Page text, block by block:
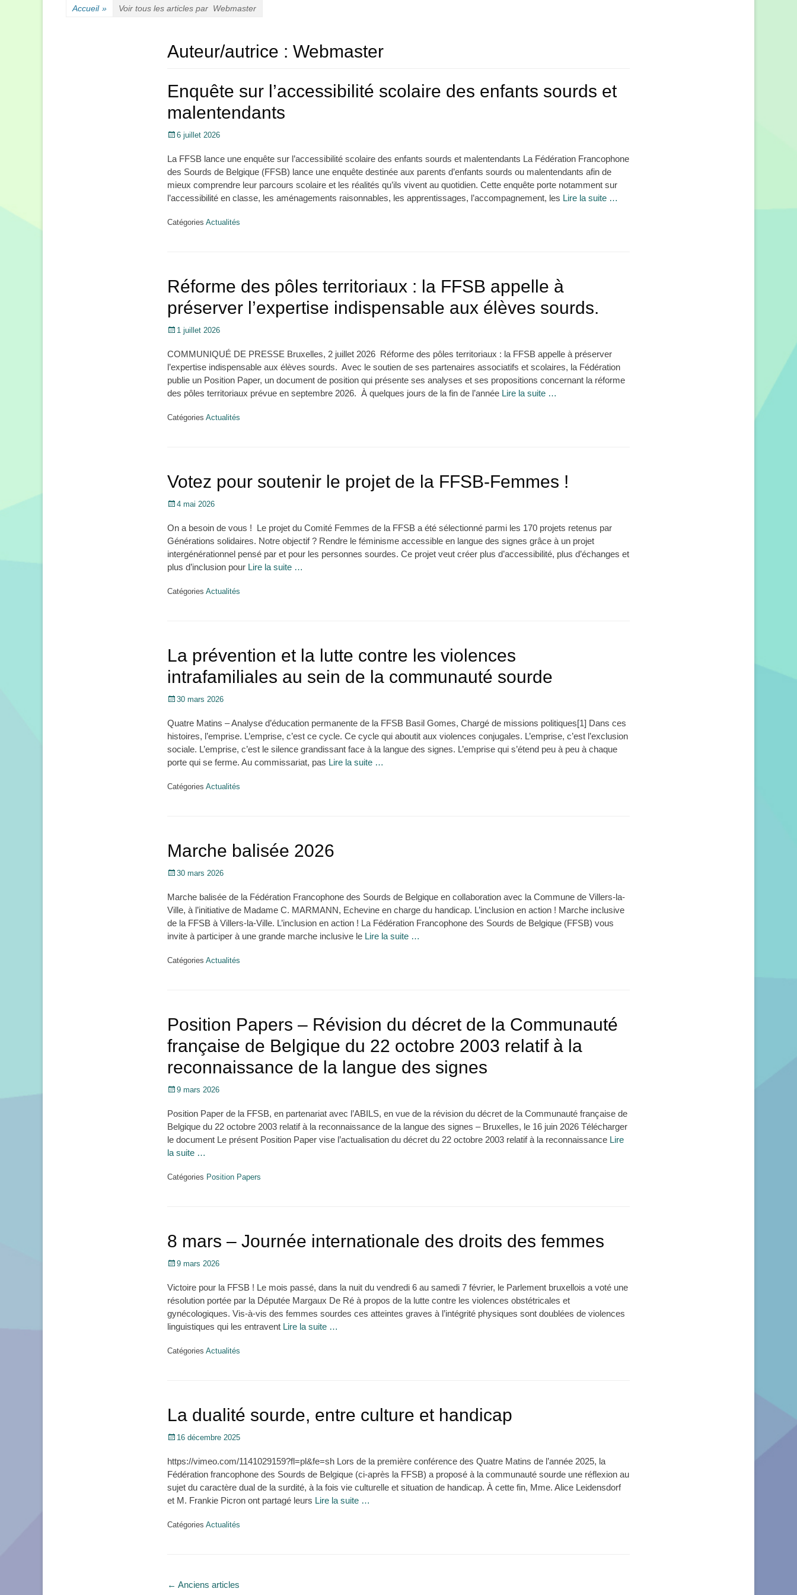
Accueil » Voir tous les articles par Webmaster
Auteur/autrice : Webmaster
Enquête sur l’accessibilité scolaire des enfants sourds et
malentendants
Posté6 juillet 2026
La FFSB lance une enquête sur l’accessibilité scolaire des enfants sourds et malentendants La Fédération Francophone
des Sourds de Belgique (FFSB) lance une enquête destinée aux parents d’enfants sourds ou malentendants afin de
mieux comprendre leur parcours scolaire et les réalités qu’ils vivent au quotidien. Cette enquête porte notamment sur
l’accessibilité en classe, les aménagements raisonnables, les apprentissages, l’accompagnement, les Lire la suite …
Catégories Actualités
Réforme des pôles territoriaux : la FFSB appelle à
préserver l’expertise indispensable aux élèves sourds.
Posté1 juillet 2026
COMMUNIQUÉ DE PRESSE Bruxelles, 2 juillet 2026 Réforme des pôles territoriaux : la FFSB appelle à préserver
l’expertise indispensable aux élèves sourds. Avec le soutien de ses partenaires associatifs et scolaires, la Fédération
publie un Position Paper, un document de position qui présente ses analyses et ses propositions concernant la réforme
des pôles territoriaux prévue en septembre 2026. À quelques jours de la fin de l’année Lire la suite …
Catégories Actualités
Votez pour soutenir le projet de la FFSB-Femmes !
Posté4 mai 2026
On a besoin de vous ! Le projet du Comité Femmes de la FFSB a été sélectionné parmi les 170 projets retenus par
Générations solidaires. Notre objectif ? Rendre le féminisme accessible en langue des signes grâce à un projet
intergénérationnel pensé par et pour les personnes sourdes. Ce projet veut créer plus d’accessibilité, plus d’échanges et
plus d’inclusion pour Lire la suite …
Catégories Actualités
La prévention et la lutte contre les violences
intrafamiliales au sein de la communauté sourde
Posté30 mars 2026
Quatre Matins – Analyse d’éducation permanente de la FFSB Basil Gomes, Chargé de missions politiques[1] Dans ces
histoires, l’emprise. L’emprise, c’est ce cycle. Ce cycle qui aboutit aux violences conjugales. L’emprise, c’est l’exclusion
sociale. L’emprise, c’est le silence grandissant face à la langue des signes. L’emprise qui s’étend peu à peu à chaque
porte qui se ferme. Au commissariat, pas Lire la suite …
Catégories Actualités
Marche balisée 2026
Posté30 mars 2026
Marche balisée de la Fédération Francophone des Sourds de Belgique en collaboration avec la Commune de Villers-la-
Ville, à l’initiative de Madame C. MARMANN, Echevine en charge du handicap. L’inclusion en action ! Marche inclusive
de la FFSB à Villers-la-Ville. L’inclusion en action ! La Fédération Francophone des Sourds de Belgique (FFSB) vous
invite à participer à une grande marche inclusive le Lire la suite …
Catégories Actualités
Position Papers – Révision du décret de la Communauté
française de Belgique du 22 octobre 2003 relatif à la
reconnaissance de la langue des signes
Posté9 mars 2026
Position Paper de la FFSB, en partenariat avec l’ABILS, en vue de la révision du décret de la Communauté française de
Belgique du 22 octobre 2003 relatif à la reconnaissance de la langue des signes – Bruxelles, le 16 juin 2026 Télécharger
le document Le présent Position Paper vise l’actualisation du décret du 22 octobre 2003 relatif à la reconnaissance Lire
la suite …
Catégories Position Papers
8 mars – Journée internationale des droits des femmes
Posté9 mars 2026
Victoire pour la FFSB ! Le mois passé, dans la nuit du vendredi 6 au samedi 7 février, le Parlement bruxellois a voté une
résolution portée par la Députée Margaux De Ré à propos de la lutte contre les violences obstétricales et
gynécologiques. Vis-à-vis des femmes sourdes ces atteintes graves à l’intégrité physiques sont doublées de violences
linguistiques qui les entravent Lire la suite …
Catégories Actualités
La dualité sourde, entre culture et handicap
Posté16 décembre 2025
https://vimeo.com/1141029159?fl=pl&fe=sh Lors de la première conférence des Quatre Matins de l’année 2025, la
Fédération francophone des Sourds de Belgique (ci-après la FFSB) a proposé à la communauté sourde une réflexion au
sujet du caractère dual de la surdité, à la fois vie culturelle et situation de handicap. À cette fin, Mme. Alice Leidensdorf
et M. Frankie Picron ont partagé leurs Lire la suite …
Catégories Actualités
Navigation
← Anciens articles